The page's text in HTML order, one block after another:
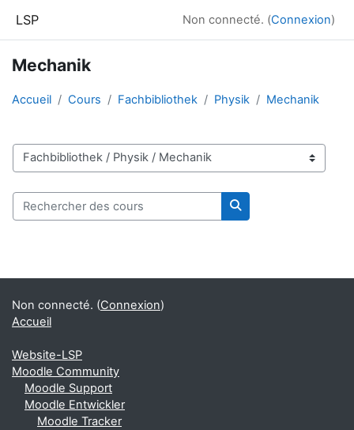
LSP Non connecté. (Connexion)
Mechanik
Accueil Cours Fachbibliothek Physik Mechanik
Catégories de cours
Rechercher des cours
Rechercher des
Blocs supplémentaires
Non connecté. (Connexion)
Accueil
Website-LSP
Moodle Community
Moodle Support
Moodle Entwickler
Moodle Tracker